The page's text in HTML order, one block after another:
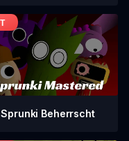
Sprunki Beherrscht